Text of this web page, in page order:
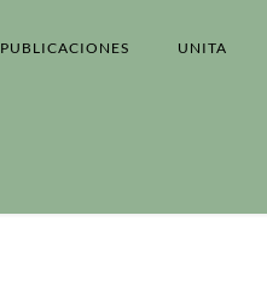
PUBLICACIONES UNITA